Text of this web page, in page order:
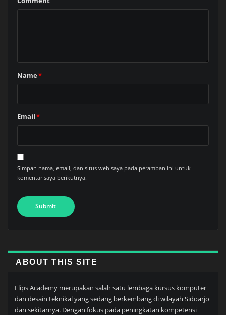
Name*
Email*
Simpan nama, email, dan situs web saya pada peramban ini untuk
komentar saya berikutnya.
ABOUT THIS SITE
Elips Academy merupakan salah satu lembaga kursus komputer
dan desain teknikal yang sedang berkembang di wilayah Sidoarjo
dan sekitarnya. Dengan fokus pada peningkatan kompetensi